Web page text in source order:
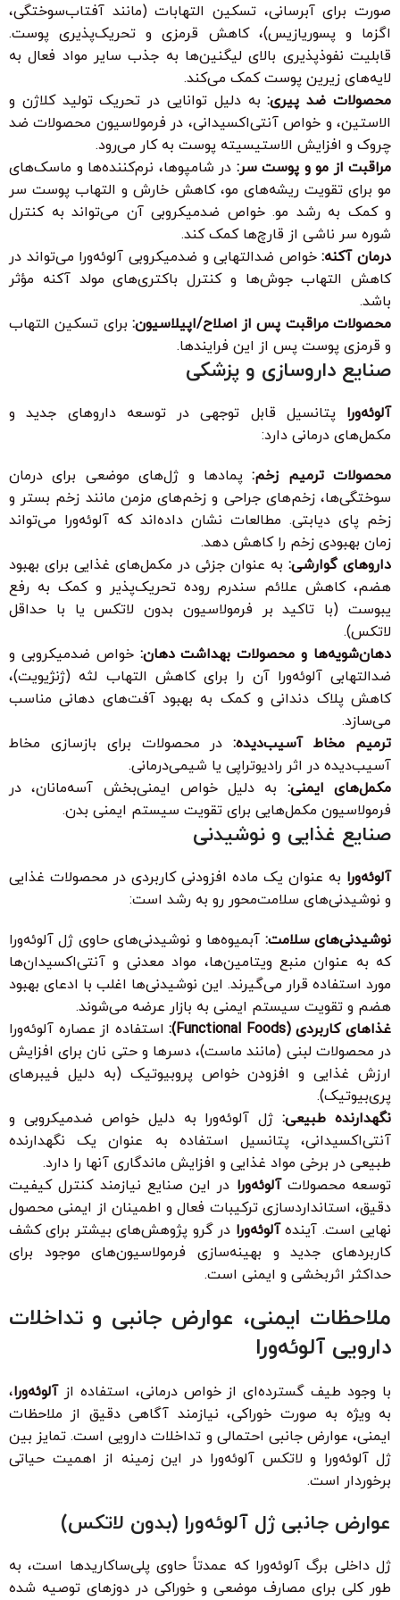
صورت برای آبرسانی، تسکین التهابات (مانند آفتاب‌سوختگی،
اگزما و پسوریازیس)، کاهش قرمزی و تحریک‌پذیری پوست.
قابلیت نفوذپذیری بالای لیگنین‌ها به جذب سایر مواد فعال به
لایه‌های زیرین پوست کمک می‌کند.
محصولات ضد پیری:به دلیل توانایی در تحریک تولید کلاژن و
الاستین، و خواص آنتی‌اکسیدانی، در فرمولاسیون محصولات ضد
چروک و افزایش الاستیسیته پوست به کار می‌رود.
مراقبت از مو و پوست سر: در شامپوها، نرم‌کننده‌ها و ماسک‌های
مو برای تقویت ریشه‌های مو، کاهش خارش و التهاب پوست سر
و کمک به رشد مو. خواص ضدمیکروبی آن می‌تواند به کنترل
شوره سر ناشی از قارچ‌ها کمک کند.
درمان آکنه:خواص ضدالتهابی و ضدمیکروبی آلوئه‌ورا می‌تواند در
کاهش التهاب جوش‌ها و کنترل باکتری‌های مولد آکنه مؤثر
باشد.
محصولات مراقبت پس از اصلاح/اپیلاسیون: برای تسکین التهاب
و قرمزی پوست پس از این فرایندها.
صنایع داروسازی و پزشکی
آلوئه‌ورا پتانسیل قابل توجهی در توسعه داروهای جدید و
مکمل‌های درمانی دارد:
محصولات ترمیم زخم:پمادها و ژل‌های موضعی برای درمان
سوختگی‌ها، زخم‌های جراحی و زخم‌های مزمن مانند زخم بستر و
زخم پای دیابتی. مطالعات نشان داده‌اند که آلوئه‌ورا می‌تواند
زمان بهبودی زخم را کاهش دهد.
داروهای گوارشی: به عنوان جزئی در مکمل‌های غذایی برای بهبود
هضم، کاهش علائم سندرم روده تحریک‌پذیر و کمک به رفع
یبوست (با تاکید بر فرمولاسیون بدون لاتکس یا با حداقل
لاتکس).
دهان‌شویه‌ها و محصولات بهداشت دهان: خواص ضدمیکروبی و
ضدالتهابی آلوئه‌ورا آن را برای کاهش التهاب لثه (ژنژیویت)،
کاهش پلاک دندانی و کمک به بهبود آفت‌های دهانی مناسب
می‌سازد.
ترمیم مخاط آسیب‌دیده:در محصولات برای بازسازی مخاط
آسیب‌دیده در اثر رادیوتراپی یا شیمی‌درمانی.
مکمل‌های ایمنی: به دلیل خواص ایمنی‌بخش آسه‌مانان، در
فرمولاسیون مکمل‌هایی برای تقویت سیستم ایمنی بدن.
صنایع غذایی و نوشیدنی
آلوئه‌ورا به عنوان یک ماده افزودنی کاربردی در محصولات غذایی
و نوشیدنی‌های سلامت‌محور رو به رشد است:
نوشیدنی‌های سلامت: آبمیوه‌ها و نوشیدنی‌های حاوی ژل آلوئه‌ورا
که به عنوان منبع ویتامین‌ها، مواد معدنی و آنتی‌اکسیدان‌ها
مورد استفاده قرار می‌گیرند. این نوشیدنی‌ها اغلب با ادعای بهبود
هضم و تقویت سیستم ایمنی به بازار عرضه می‌شوند.
غذاهای کاربردی (Functional Foods):
استفاده از عصاره آلوئه‌ورا
در محصولات لبنی (مانند ماست)، دسرها و حتی نان برای افزایش
ارزش غذایی و افزودن خواص پروبیوتیک (به دلیل فیبرهای
پری‌بیوتیک).
نگهدارنده طبیعی:ژل آلوئه‌ورا به دلیل خواص ضدمیکروبی و
آنتی‌اکسیدانی، پتانسیل استفاده به عنوان یک نگهدارنده
طبیعی در برخی مواد غذایی و افزایش ماندگاری آنها را دارد.
توسعه محصولاتآلوئه‌ورا در این صنایع نیازمند کنترل کیفیت
دقیق، استانداردسازی ترکیبات فعال و اطمینان از ایمنی محصول
نهایی است. آیندهآلوئه‌ورا در گرو پژوهش‌های بیشتر برای کشف
کاربردهای جدید و بهینه‌سازی فرمولاسیون‌های موجود برای
حداکثر اثربخشی و ایمنی است.
ملاحظات ایمنی، عوارض جانبی و تداخلات
دارویی آلوئه‌ورا
با وجود طیف گسترده‌ای از خواص درمانی، استفاده ازآلوئه‌ورا،
به ویژه به صورت خوراکی، نیازمند آگاهی دقیق از ملاحظات
ایمنی، عوارض جانبی احتمالی و تداخلات دارویی است. تمایز بین
ژل آلوئه‌ورا و لاتکس آلوئه‌ورا در این زمینه از اهمیت حیاتی
برخوردار است.
عوارض جانبی ژل آلوئه‌ورا (بدون لاتکس)
ژل داخلی برگ آلوئه‌ورا که عمدتاً حاوی پلی‌ساکاریدها است، به
طور کلی برای مصارف موضعی و خوراکی در دوزهای توصیه شده